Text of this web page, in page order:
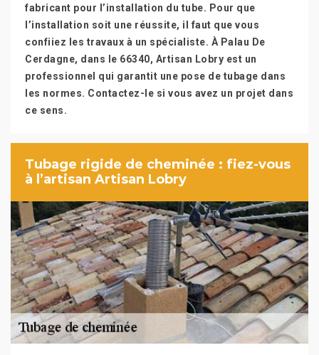
fabricant pour l’installation du tube. Pour que
l’installation soit une réussite, il faut que vous
confiiez les travaux à un spécialiste. À Palau De
Cerdagne, dans le 66340, Artisan Lobry est un
professionnel qui garantit une pose de tubage dans
les normes. Contactez-le si vous avez un projet dans
ce sens.
Tubage rigide de cheminée : fiez-vous
à l’artisan Artisan Lobry